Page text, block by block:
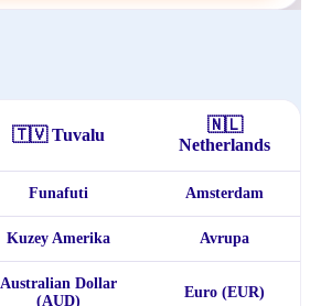
🇹🇻 Tuvalu
🇳🇱
Netherlands
Funafuti Amsterdam
Kuzey Amerika Avrupa
Australian Dollar
(AUD)
Euro (EUR)